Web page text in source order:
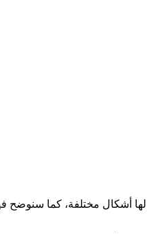
لها أشكال مختلفة، كما سنوضح